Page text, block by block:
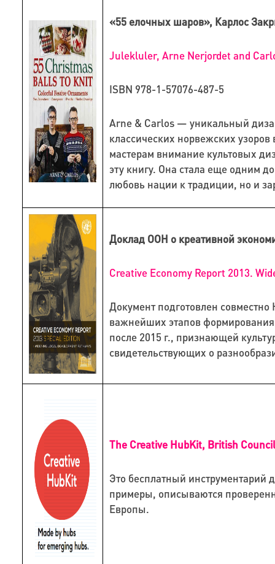
«55 елочных шаров», Карлос
Julekluler, Arne Nerjordet and
ISBN 978-1-57076-487-5
Arne & Carlos — уникальный
классических норвежских
мастерам внимание культовых
эту книгу. Она стала еще одним
любовь нации к традиции, но и
Доклад ООН о креативной
Creative Economy Report 2013.
Документ подготовлен
важнейших этапов формирования
после 2015 г., признающей
свидетельствующих о
The Creative HubKit, British Council
Это бесплатный инструментарий
примеры, описываются
Европы.